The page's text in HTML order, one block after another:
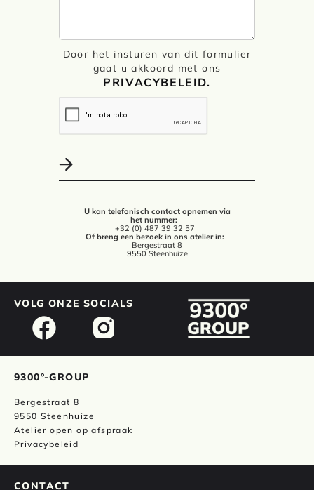
Door het insturen van dit formulier
gaat u akkoord met ons
PRIVACYBELEID.
U kan telefonisch contact opnemen via
het nummer:
+32 (0) 487 39 32 57
Of breng een bezoek in ons atelier in:
Bergestraat 8
9550 Steenhuize
VOLG ONZE SOCIALS
9300°-GROUP
Bergestraat 8
9550 Steenhuize
Atelier open op afspraak
Privacybeleid
CONTACT